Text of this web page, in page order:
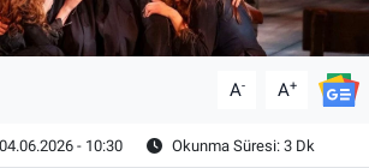
A- A+
04.06.2026 - 10:30 Okunma Süresi: 3 Dk